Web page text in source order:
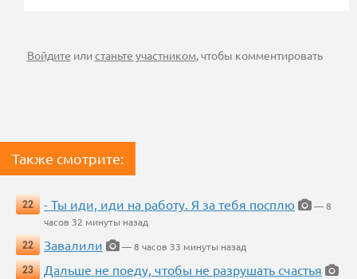
Войдите илистаньте участником, чтобы комментировать
Также смотрите:
22 - Ты иди, иди на работу. Я за тебя посплю
— 8
часов 32 минуты назад
22
Завалили
— 8 часов 33 минуты назад
23
Дальше не поеду, чтобы не разрушать счастья